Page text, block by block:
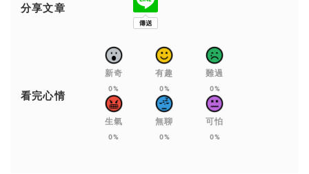
分享文章
看完心情
新奇
0%
有趣
0%
難過
0%
生氣
0%
無聊
0%
可怕
0%